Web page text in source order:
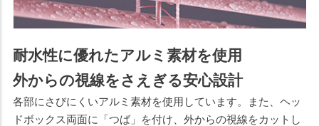
耐水性に優れたアルミ素材を使用
外からの視線をさえぎる安心設計
各部にさびにくいアルミ素材を使用しています。また、ヘッ
ドボックス両面に「つば」を付け、外からの視線をカットし